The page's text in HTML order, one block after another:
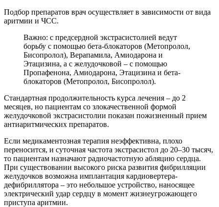
Подбор препаратов врач осуществляет в зависимости от вида
аритмии и ЧСС.
Важно: с предсердной экстрасистолией ведут
борьбу с помощью бета-блокаторов (Метопролол,
Бисопролол), Верапамила, Амиодарона и
Этацизина, а с желудочковой – с помощью
Пропафенона, Амиодарона, Этацизина и бета-
блокаторов (Метопролол, Бисопролол).
Стандартная продолжительность курса лечения – до 2
месяцев, но пациентам со злокачественной формой
желудочковой экстрасистолии показан пожизненный прием
антиаритмических препаратов.
Если медикаментозная терапия неэффективна, плохо
переносится, и суточная частота экстрасистол до 20–30 тысяч,
то пациентам назначают радиочастотную абляцию сердца.
При существовании высокого риска развития фибрилляции
желудочков возможна имплантация кардиовертера-
дефибриллятора – это небольшое устройство, наносящее
электрический удар сердцу в момент жизнеугрожающего
приступа аритмии.